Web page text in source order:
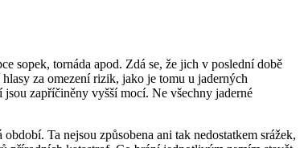
sopek, tornáda apod. Zdá se, že jich v poslední době
za omezení rizik, jako je tomu u jaderných
zapříčiněny vyšší mocí. Ne všechny jaderné
Ta nejsou způsobena ani tak nedostatkem srážek,